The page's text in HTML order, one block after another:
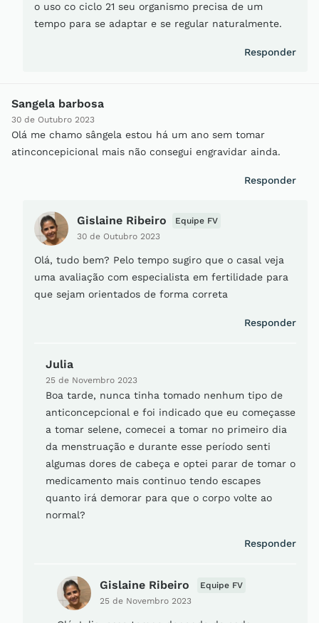
o uso co ciclo 21 seu organismo precisa de um
tempo para se adaptar e se regular naturalmente.
Responder
Sangela barbosa
30 de Outubro 2023
Olá me chamo sângela estou há um ano sem tomar
atinconcepicional mais não consegui engravidar ainda.
Responder
Gislaine Ribeiro
30 de Outubro 2023
Equipe FV
Olá, tudo bem? Pelo tempo sugiro que o casal veja
uma avaliação com especialista em fertilidade para
que sejam orientados de forma correta
Responder
Julia
25 de Novembro 2023
Boa tarde, nunca tinha tomado nenhum tipo de
anticoncepcional e foi indicado que eu começasse
a tomar selene, comecei a tomar no primeiro dia
da menstruação e durante esse período senti
algumas dores de cabeça e optei parar de tomar o
medicamento mais continuo tendo escapes
quanto irá demorar para que o corpo volte ao
normal?
Responder
Gislaine Ribeiro
25 de Novembro 2023
Equipe FV